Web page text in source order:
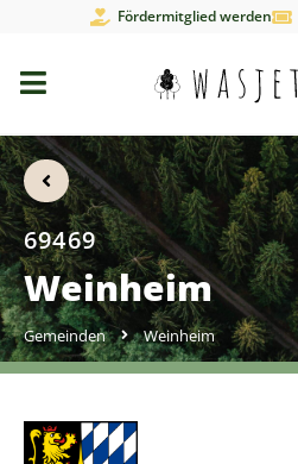
Fördermitglied werden
69469
Weinheim
Gemeinden Weinheim